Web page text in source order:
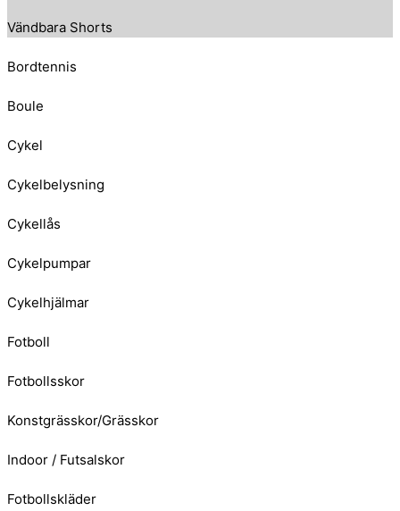
Vändbara Shorts
Bordtennis
Boule
Cykel
Cykelbelysning
Cykellås
Cykelpumpar
Cykelhjälmar
Fotboll
Fotbollsskor
Konstgrässkor/Grässkor
Indoor / Futsalskor
Fotbollskläder